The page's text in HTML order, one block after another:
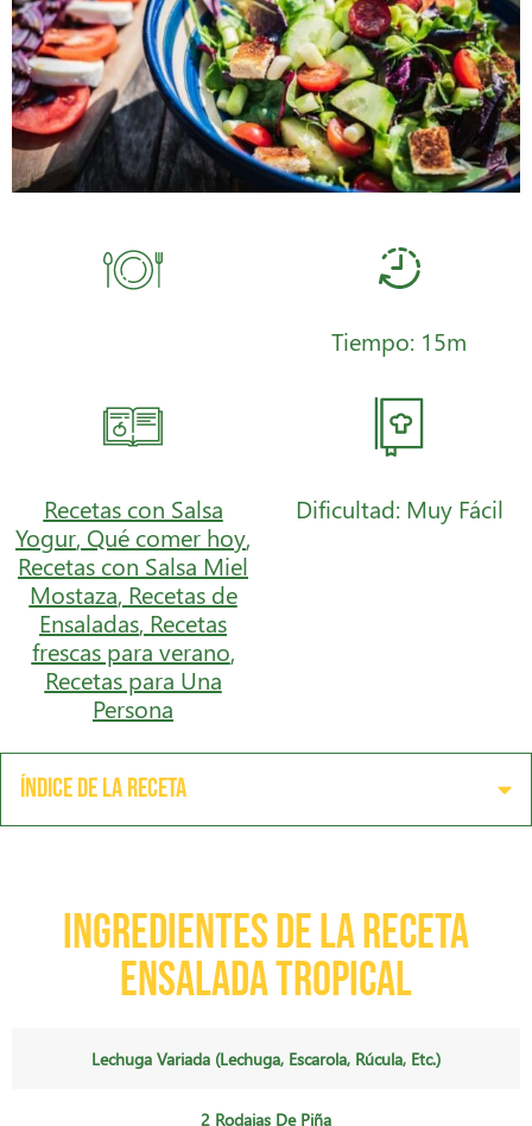
Tiempo: 15m
Recetas con Salsa
Yogur, Qué comer hoy,
Recetas con Salsa Miel
Mostaza, Recetas de
Ensaladas, Recetas
frescas para verano,
Recetas para Una
Persona
Dificultad: Muy Fácil
Índice de la receta
Ingredientes de la receta
Ensalada Tropical
Lechuga Variada (lechuga, Escarola, Rúcula, Etc.)
2 Rodajas De Piña